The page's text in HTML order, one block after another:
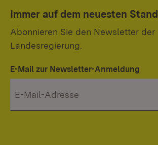
Immer auf dem neuesten Stand
Abonnieren Sie den Newsletter der
Landesregierung.
E-Mail zur Newsletter-Anmeldung